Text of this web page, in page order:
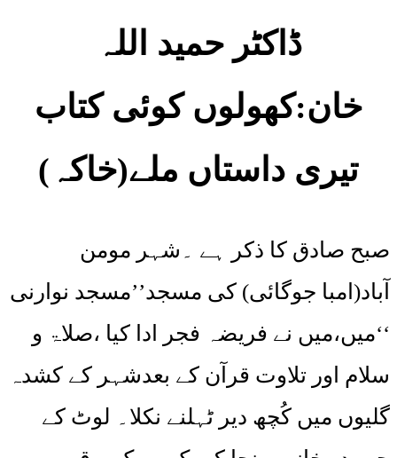
ڈاکٹر حمید اللہ
خان:کھولوں کوئی کتاب
تیری داستاں ملے(خاکہ)
صبح صادق کا ذکر ہے ۔شہر مومن
آباد(امبا جوگائی) کی مسجد’’مسجد نوارنی
‘‘میں،میں نے فریضہ فجر ادا کیا ،صلاۃ و
سلام اور تلاوت قرآن کے بعدشہر کے کشدہ
گلیوں میں کُچھ دیر ٹہلنے نکلا۔ لوٹ کے